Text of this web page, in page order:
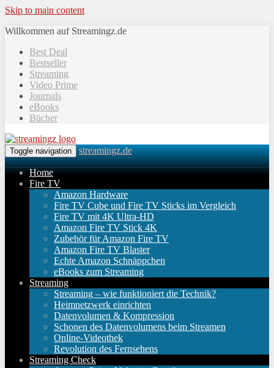
Skip to main content
Willkommen auf Streamingz.de
Best Deal
Bestseller
Streaming
Video Prime
Journals
eBooks
Bücher
Toggle navigation streamingz.de
Home
Fire TV
Amazon Hardware
Fire TV Cube und Fire TV Sticks im Vergleich
Fire TV mit 4K Ultra-HD
Amazon Fire TV Stick 4K
Zubehör für Amazon Fire TV
Amazon Fire TV Blaster
Echte Amazon Schnäppchen
eBooks zum Streaming
Streaming
Streaming – wie funktioniert die Technik?
Heimnetzwerk einrichten
Datenvolumen & Kompression
Schonen des Datenvolumens beim Streamen
Online-Videothek
Revolution des Fernsehens
Streaming Check